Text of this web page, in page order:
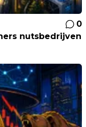
0
nutsbedrijven